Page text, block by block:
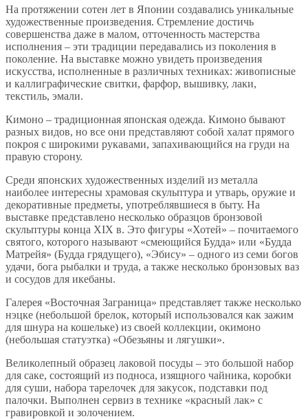
На протяжении сотен лет в Японии создавались уникальные
художественные произведения. Стремление достичь
совершенства даже в малом, отточенность мастерства
исполнения – эти традиции передавались из поколения в
поколение. На выставке можно увидеть произведения
искусства, исполненные в различных техниках: живописные
и каллиграфические свитки, фарфор, вышивку, лаки,
текстиль, эмали.
Кимоно – традиционная японская одежда. Кимоно бывают
разных видов, но все они представляют собой халат прямого
покроя с широкими рукавами, запахивающийся на груди на
правую сторону.
Среди японских художественных изделий из металла
наиболее интересны храмовая скульптура и утварь, оружие и
декоративные предметы, употреблявшиеся в быту. На
выставке представлено несколько образцов бронзовой
скульптуры конца XIX в. Это фигуры «Хотей» – почитаемого
святого, которого называют «смеющийся Будда» или «Будда
Матрейя» (Будда грядущего), «Эбису» – одного из семи богов
удачи, бога рыбалки и труда, а также несколько бронзовых ваз
и сосудов для икебаны.
Галерея «Восточная Заграница» представляет также несколько
нэцке (небольшой брелок, который использовался как зажим
для шнура на кошельке) из своей коллекции, окимоно
(небольшая статуэтка) «Обезьяны и лягушки».
Великолепный образец лаковой посуды – это большой набор
для саке, состоящий из подноса, изящного чайника, коробки
для суши, набора тарелочек для закусок, подставки под
палочки. Выполнен сервиз в технике «красный лак» с
гравировкой и золочением.